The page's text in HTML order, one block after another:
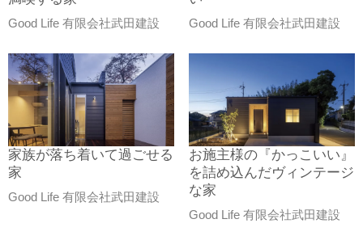
Good Life 有限会社武田建設 Good Life 有限会社武田建設
家族が落ち着いて過ごせる
家
Good Life 有限会社武田建設
お施主様の『かっこいい』
を詰め込んだヴィンテージ
な家
Good Life 有限会社武田建設